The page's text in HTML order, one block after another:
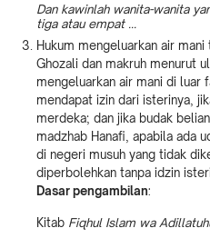
Dan kawinlah wanita-wanita
tiga atau empat ...
Hukum mengeluarkan air
Ghozali dan makruh menurut
mengeluarkan air mani di luar
mendapat izin dari isterinya,
merdeka; dan jika budak
madzhab Hanafi, apabila ada
di negeri musuh yang tidak
diperbolehkan tanpa idzin
Dasar pengambilan:
Kitab Fiqhul Islam wa